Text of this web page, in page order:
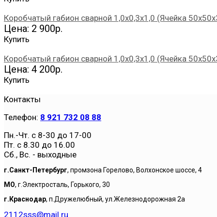
Коробчатый габион сварной 1,0х0,3х1,0 (Ячейка
Цена: 2 900р.
Купить
Коробчатый габион сварной 1,0х0,3х1,0 (Ячейка
Цена: 4 200р.
Купить
Контакты
Телефон: 8 921 732 08 88
Пн.-Чт. с 8-30 до 17-00
Пт. с 8.30 до 16.00
Сб., Вс. - выходные
г.Санкт-Петербург, промзона Горелово, Волхонское шоссе, 4
МО, г.Электросталь, Горького, 30
г.Краснодар, п.Дружелюбный, ул.Железнодорожная 2а
2112sss@mail.ru